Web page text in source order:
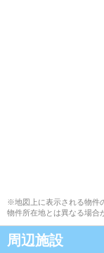
※地図上に表示される物件
物件所在地とは異なる場合
周辺施設